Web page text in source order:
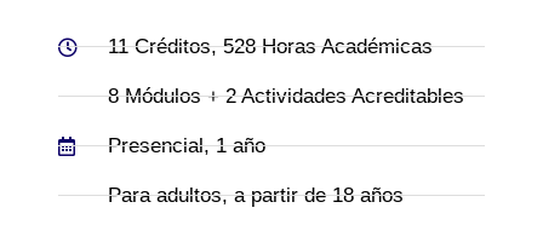
11 Créditos, 528 Horas Académicas
8 Módulos + 2 Actividades Acreditables
Presencial, 1 año
Para adultos, a partir de 18 años